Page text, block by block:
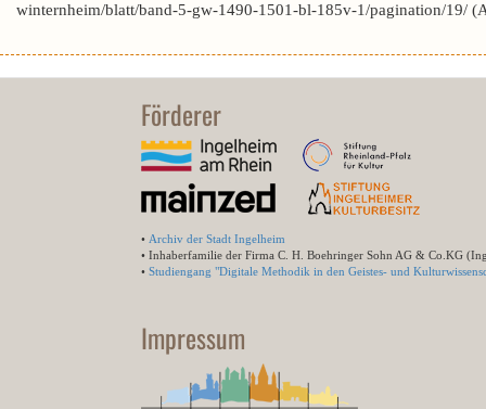
winternheim/blatt/band-5-gw-1490-1501-bl-185v-1/pagination/19/
Förderer
• Archiv der Stadt Ingelheim
• Inhaberfamilie der Firma C. H. Boehringer Sohn AG & Co.KG
• Studiengang "Digitale Methodik in den Geistes- und
Impressum